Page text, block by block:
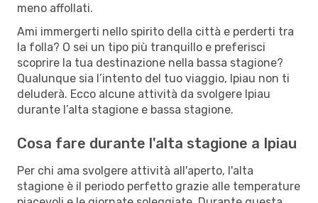
meno affollati.
Ami immergerti nello spirito della città e perderti tra
la folla? O sei un tipo più tranquillo e preferisci
scoprire la tua destinazione nella bassa stagione?
Qualunque sia l’intento del tuo viaggio, Ipiau non ti
deluderà. Ecco alcune attività da svolgere Ipiau
durante l’alta stagione e bassa stagione.
Cosa fare durante l'alta stagione a Ipiau
Per chi ama svolgere attività all'aperto, l'alta
stagione è il periodo perfetto grazie alle temperature